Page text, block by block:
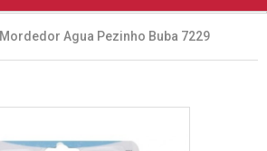
Mordedor Agua Pezinho Buba 7229